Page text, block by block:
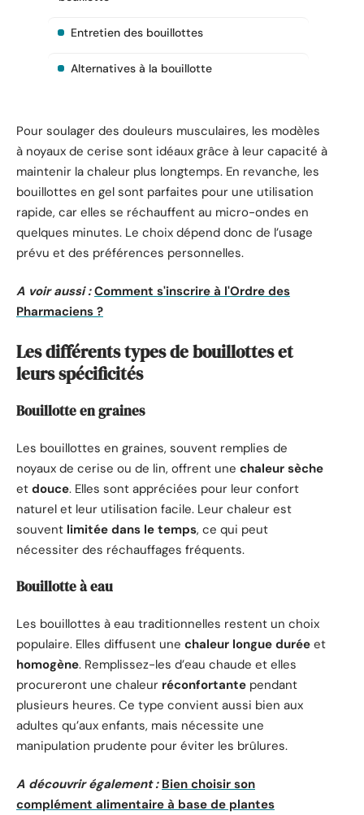
Entretien des bouillottes
Alternatives à la bouillotte
Pour soulager des douleurs musculaires, les modèles
à noyaux de cerise sont idéaux grâce à leur capacité à
maintenir la chaleur plus longtemps. En revanche, les
bouillottes en gel sont parfaites pour une utilisation
rapide, car elles se réchauffent au micro-ondes en
quelques minutes. Le choix dépend donc de l’usage
prévu et des préférences personnelles.
A voir aussi : Comment s'inscrire à l'Ordre des
Pharmaciens ?
Les différents types de bouillottes et
leurs spécificités
Bouillotte en graines
Les bouillottes en graines, souvent remplies de
noyaux de cerise ou de lin, offrent une chaleur sèche
et douce. Elles sont appréciées pour leur confort
naturel et leur utilisation facile. Leur chaleur est
souvent limitée dans le temps, ce qui peut
nécessiter des réchauffages fréquents.
Bouillotte à eau
Les bouillottes à eau traditionnelles restent un choix
populaire. Elles diffusent une chaleur longue durée et
homogène. Remplissez-les d’eau chaude et elles
procureront une chaleur réconfortante pendant
plusieurs heures. Ce type convient aussi bien aux
adultes qu’aux enfants, mais nécessite une
manipulation prudente pour éviter les brûlures.
A découvrir également : Bien choisir son
complément alimentaire à base de plantes